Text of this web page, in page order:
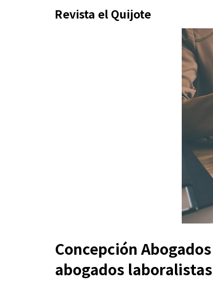
Revista el Quijote
Concepción
abogados